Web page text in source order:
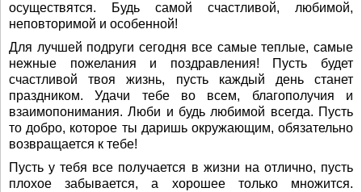
осуществятся. Будь самой счастливой, любимой,
неповторимой и особенной!
Для лучшей подруги сегодня все самые теплые, самые
нежные пожелания и поздравления! Пусть будет
счастливой твоя жизнь, пусть каждый день станет
праздником. Удачи тебе во всем, благополучия и
взаимопонимания. Люби и будь любимой всегда. Пусть
то добро, которое ты даришь окружающим, обязательно
возвращается к тебе!
Пусть у тебя все получается в жизни на отлично, пусть
плохое забывается, а хорошее только множится.